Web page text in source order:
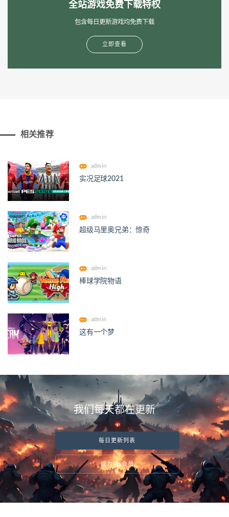
全站游戏免费下载特权
包含每日更新游戏均免费下载
立即查看
相关推荐
admin
实况足球2021
admin
超级马里奥兄弟：惊奇
admin
棒球学院物语
admin
这有一个梦
我们每天都在更新
每日更新列表
成为Ms会员